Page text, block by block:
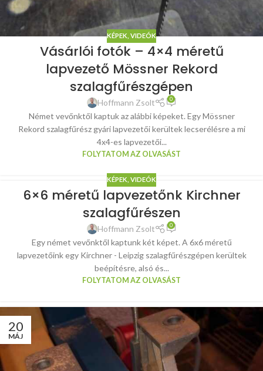
KÉPEK, VIDEÓK
Vásárlói fotók – 4×4 méretű
lapvezető Mössner Rekord
szalagfűrészgépen
Hoffmann Zsolt 0
Német vevőnktől kaptuk az alábbi képeket. Egy Mössner
Rekord szalagfűrész gyári lapvezetői kerültek lecserélésre a mi
4x4-es lapvezetői...
FOLYTATOM AZ OLVASÁST
KÉPEK, VIDEÓK
6×6 méretű lapvezetőnk Kirchner
szalagfűrészen
Hoffmann Zsolt 0
Egy német vevőnktől kaptunk két képet. A 6x6 méretű
lapvezetőink egy Kirchner - Leipzig szalagfűrészgépen kerültek
beépítésre, alsó és...
FOLYTATOM AZ OLVASÁST
20
MÁJ